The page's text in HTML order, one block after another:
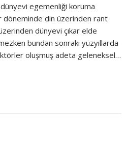
egemenliği koruma
döneminde din üzerinden rant
dünyevi çıkar elde
bundan sonraki yüzyıllarda
oluşmuş adeta geleneksel…